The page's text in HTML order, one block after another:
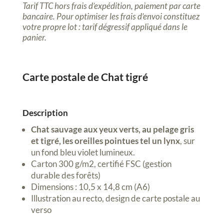
tigré,
sauvage,
peinture
géométrique
Tarif TTC hors frais d’expédition, paiement par carte
bancaire. Pour optimiser les frais d’envoi constituez
votre propre lot : tarif dégressif appliqué dans le
panier.
Carte postale de Chat tigré
Description
Chat sauvage aux yeux verts, au pelage gris
et tigré, les oreilles pointues tel un lynx, sur
un fond bleu violet lumineux.
Carton 300 g/m2, certifié FSC (gestion
durable des forêts)
Dimensions : 10,5 x 14,8 cm (A6)
Illustration au recto, design de carte postale au
verso